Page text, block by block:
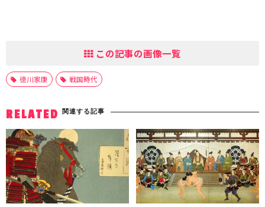
この記事の画像一覧
徳川家康 戦国時代
RELATED 関連する記事